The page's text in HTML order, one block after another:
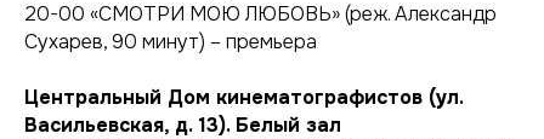
20-00 «СМОТРИ МОЮ ЛЮБОВЬ» (реж. Александр
Сухарев, 90 минут) – премьера
Центральный Дом кинематографистов (ул.
Васильевская, д. 13). Белый зал